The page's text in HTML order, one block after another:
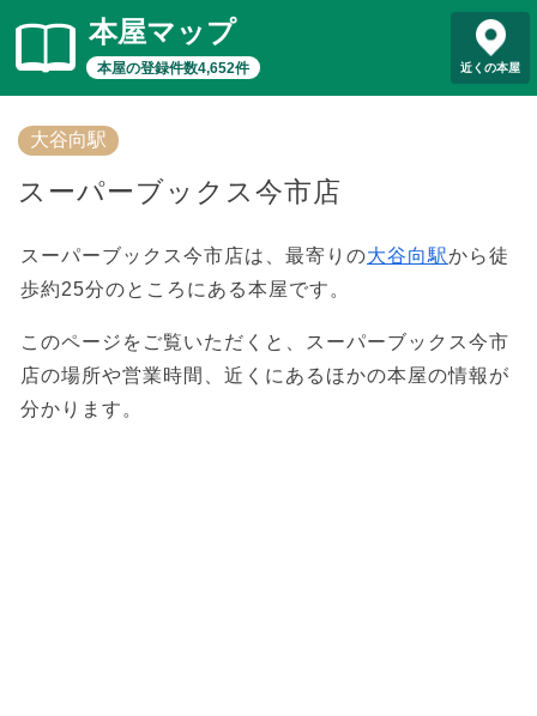
本屋マップ
本屋の登録件数4,652件 近くの本屋
大谷向駅
スーパーブックス今市店
スーパーブックス今市店は、最寄りの大谷向駅から徒
歩約25分のところにある本屋です。
このページをご覧いただくと、スーパーブックス今市
店の場所や営業時間、近くにあるほかの本屋の情報が
分かります。